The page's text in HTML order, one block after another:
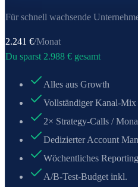
Für schnell wachsende
2.241 €/Monat
Du sparst 2.988 € gesamt
Alles aus Growth
Vollständiger Kanal-Mix
2× Strategy-Calls /
Dedizierter Account
Wöchentliches Reporting
A/B-Test-Budget inkl.